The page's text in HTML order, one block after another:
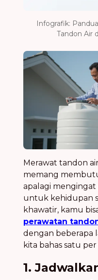
Infografik:
Tandon Air
Merawat tandon
memang
apalagi
untuk kehidupan
khawatir, kamu
perawatan
dengan beberapa
kita bahas satu per
1.